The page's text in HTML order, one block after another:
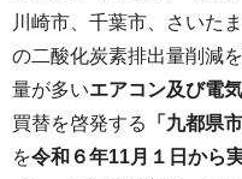
川崎市、千葉市、さいた
の二酸化炭素排出量削減
量が多いエアコン及び電
買替を啓発する
「九都県
を令和６年11月１日から